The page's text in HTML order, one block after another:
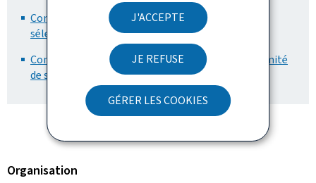
J'ACCEPTE
JE REFUSE
GÉRER LES COOKIES
Communiqué de presse en français du Comité de
sélection (Pdf, 399 Ko)
Communiqué de presse en luxembourgeois du Comité
de sélection (Luxembourgeois, Pdf, 212 Ko)
Organisation